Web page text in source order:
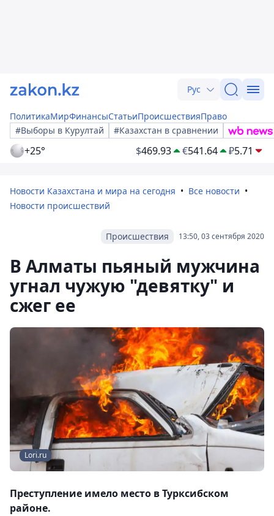
Рус
ПолитикаМирФинансыСтатьиПроисшествияПраво
#Выборы в Курултай
#Казахстан в сравнении
+25° $469.93 €541.64 ₽5.71
Новости Казахстана и мира на сегодня
Все новости
Новости происшествий
13:50, 03 сентября 2020
Происшествия
В Алматы пьяный мужчина
угнал чужую "девятку" и
сжег ее
Lori.ru
Преступление имело место в Турксибском
районе.